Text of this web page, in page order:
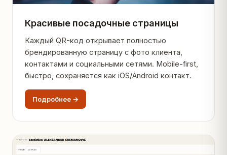
Красивые посадочные страницы
Каждый QR-код открывает полностью
брендированную страницу с фото клиента,
контактами и социальными сетями. Mobile-first,
быстро, сохраняется как iOS/Android контакт.
Подробнее →